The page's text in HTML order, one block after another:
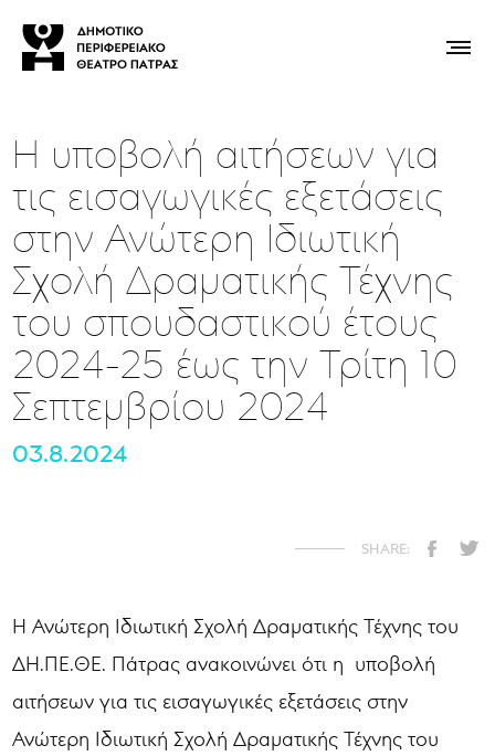
Η υποβολή αιτήσεων για
τις εισαγωγικές εξετάσεις
στην Ανώτερη Ιδιωτική
Σχολή Δραματικής Τέχνης
του σπουδαστικού έτους
2024-25 έως την Τρίτη 10
Σεπτεμβρίου 2024
03.8.2024
Η Ανώτερη Ιδιωτική Σχολή Δραματικής Τέχνης του
ΔΗ.ΠΕ.ΘΕ. Πάτρας ανακοινώνει ότι η υποβολή
αιτήσεων για τις εισαγωγικές εξετάσεις στην
Ανώτερη Ιδιωτική Σχολή Δραματικής Τέχνης του